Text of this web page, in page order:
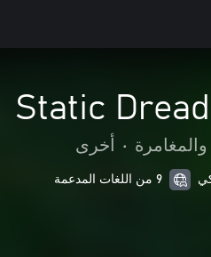
Static
والمغامرة • أخرى
9 من اللغات المدعمة